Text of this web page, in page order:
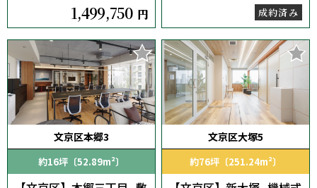
1,499,750 円 成約済み
文京区本郷3
約16坪〔52.89m²〕
文京区大塚5
約76坪〔251.24m²〕